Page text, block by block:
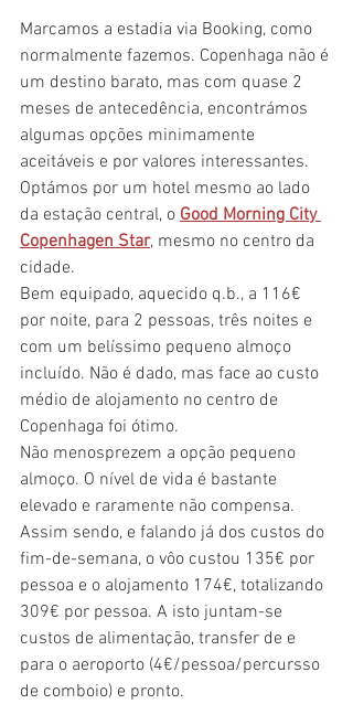
Marcamos a estadia via Booking, como
normalmente fazemos. Copenhaga não é
um destino barato, mas com quase 2
meses de antecedência, encontrámos
algumas opções minimamente
aceitáveis e por valores interessantes.
Optámos por um hotel mesmo ao lado
da estação central, o Good Morning City
Copenhagen Star, mesmo no centro da
cidade.
Bem equipado, aquecido q.b., a 116€
por noite, para 2 pessoas, três noites e
com um belíssimo pequeno almoço
incluído. Não é dado, mas face ao custo
médio de alojamento no centro de
Copenhaga foi ótimo.
Não menosprezem a opção pequeno
almoço. O nível de vida é bastante
elevado e raramente não compensa.
Assim sendo, e falando já dos custos do
fim-de-semana, o vôo custou 135€ por
pessoa e o alojamento 174€, totalizando
309€ por pessoa. A isto juntam-se
custos de alimentação, transfer de e
para o aeroporto (4€/pessoa/percursso
de comboio) e pronto.